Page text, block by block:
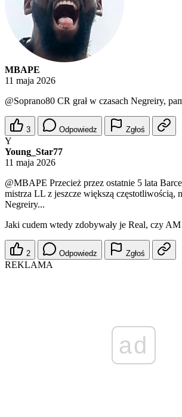
MBAPE
11 maja 2026
@Soprano80 CR grał w czasach Negreiry,
3 Odpowiedz Zgłoś
Y
Young_Star77
11 maja 2026
@MBAPE Przecież przez ostatnie 5 lata
mistrza LL z jeszcze większą częstotliwością,
Negreiry...
Jaki cudem wtedy zdobywały je Real, czy AM
2 Odpowiedz Zgłoś
REKLAMA
ad